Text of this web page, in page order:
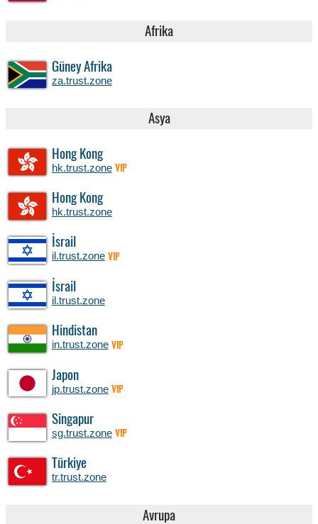
Afrika
Güney Afrika
za.trust.zone
Asya
Hong Kong
hk.trust.zone VIP
Hong Kong
hk.trust.zone
İsrail
il.trust.zone VIP
İsrail
il.trust.zone
Hindistan
in.trust.zone VIP
Japon
jp.trust.zone VIP
Singapur
sg.trust.zone VIP
Türkiye
tr.trust.zone
Avrupa